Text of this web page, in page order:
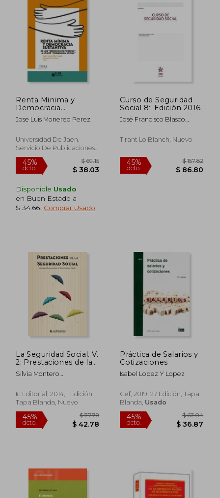
45%
dcto.
45%
dcto.
Renta Minima y
Democracia
Sustantiva: De los
"Derechos de
"Ciudadania Social"
Jose Luis Monereo Perez
Universidad De Jaen.
Servicio De Publicaciones
E Intercambio, 2021, 1
Edición, Tapa Blanda,
Nuevo
45%
Disponible Usado
en Buen Estado a
$ 34.66 Comprar Usado
Curso de Seguridad
Social 8ª Edición 2016
José Francisco Blasco
Tirant Lo Blanch, Nuevo
45%
La Seguridad Social. V.
2: Prestaciones de la
Seguridad Social
Silvia Montero
Carmona Ruiz
Ic Editorial, 2014, 1 Edición,
Tapa Blanda, Nuevo
Práctica de Salarios y
Cotizaciones
Isabel Lopez Y Lopez
Cef, 2019, 27 Edición, Tapa
Blanda, Usado